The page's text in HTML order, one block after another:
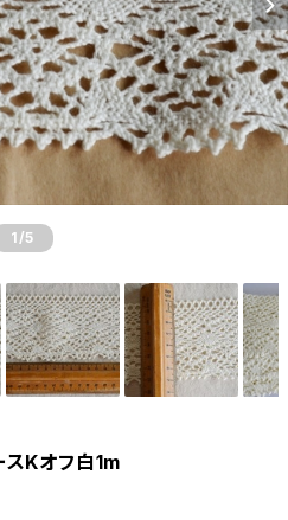
1 /5
スKオフ白1m